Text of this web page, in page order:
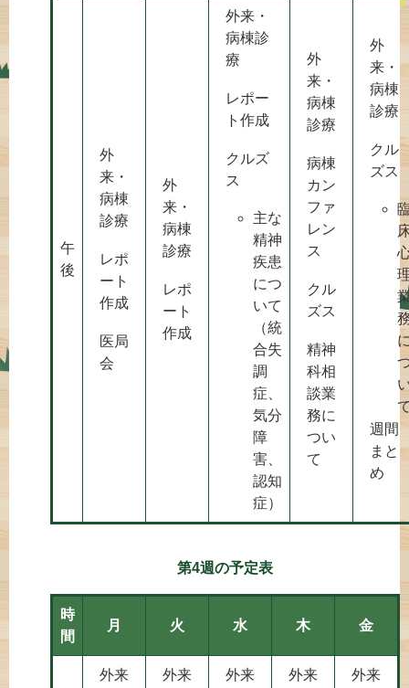
午
後
外
来・
病棟
診療
レポ
ート
作成
医局
会
外
来・
病棟
診療
レポ
ート
作成
外来・
病棟診
療
レポー
ト作成
クルズ
ス
主な
精神
疾患
につ
いて
（統
合失
調
症、
気分
障
害、
認知
症）
外
来・
病棟
診療
病棟
カン
ファ
レン
ス
クル
ズス
精神
科相
談業
務に
つい
て
外
来・
病棟
診療
クル
ズス
週間
まと
め
第4週の予定表
時
間
月 火 水 木 金
外来
外来
外来
外来
外来